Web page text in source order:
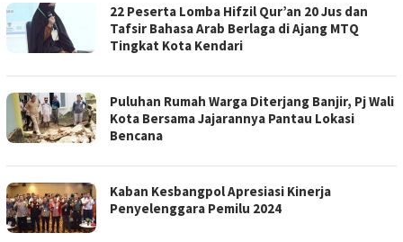
22 Peserta Lomba Hifzil Qur’an 20 Jus dan
Tafsir Bahasa Arab Berlaga di Ajang MTQ
Tingkat Kota Kendari
Puluhan Rumah Warga Diterjang Banjir, Pj Wali
Kota Bersama Jajarannya Pantau Lokasi
Bencana
Kaban Kesbangpol Apresiasi Kinerja
Penyelenggara Pemilu 2024